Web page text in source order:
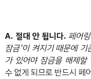
A. 절대 안 됩니다. 페어
잠금’이 켜지기 때문에
가 있어야 잠금을 해제할
수 없게 되므로 반드시 페